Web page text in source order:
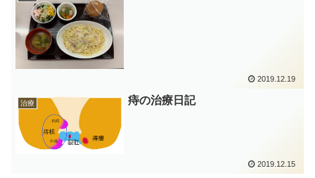
2019.12.19
治療 痔の治療日記
2019.12.15